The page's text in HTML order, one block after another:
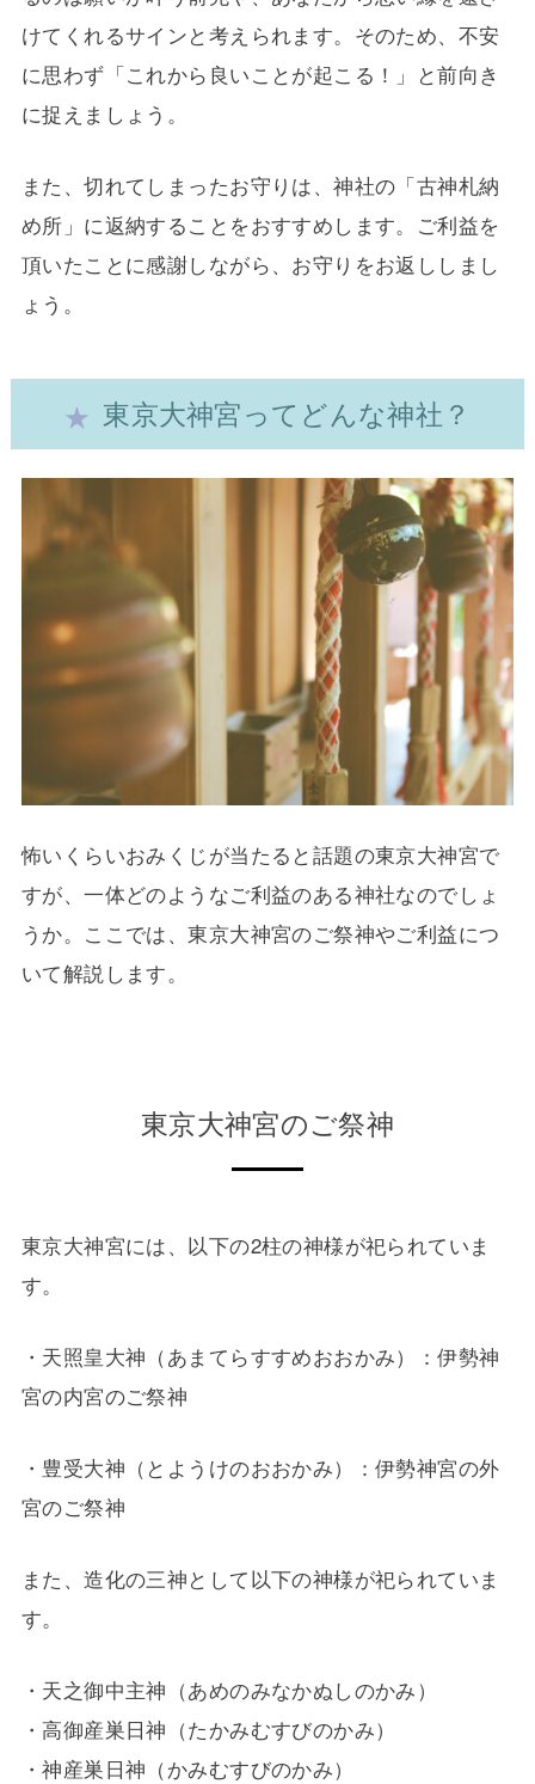
けてくれるサインと考えられます。そのため、不安
に思わず「これから良いことが起こる！」と前向き
に捉えましょう。
また、切れてしまったお守りは、神社の「古神札納
め所」に返納することをおすすめします。ご利益を
頂いたことに感謝しながら、お守りをお返ししまし
ょう。
東京大神宮ってどんな神社？
怖いくらいおみくじが当たると話題の東京大神宮で
すが、一体どのようなご利益のある神社なのでしょ
うか。ここでは、東京大神宮のご祭神やご利益につ
いて解説します。
東京大神宮のご祭神
東京大神宮には、以下の2柱の神様が祀られていま
す。
・天照皇大神（あまてらすすめおおかみ）：伊勢神
宮の内宮のご祭神
・豊受大神（とようけのおおかみ）：伊勢神宮の外
宮のご祭神
また、造化の三神として以下の神様が祀られていま
す。
・天之御中主神（あめのみなかぬしのかみ）
・高御産巣日神（たかみむすびのかみ）
・神産巣日神（かみむすびのかみ）